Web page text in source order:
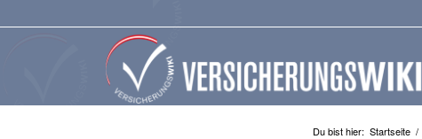
Du bist hier: Startseite /